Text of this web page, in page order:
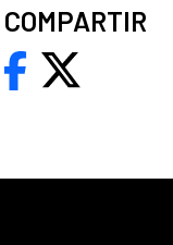
COMPARTIR